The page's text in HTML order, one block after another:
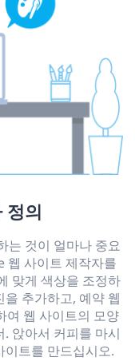
정의
는 것이 얼마나 중요
웹 사이트 제작자를
맞게 색상을 조정하
추가하고, 예약 웹
웹 사이트의 모양
앉아서 커피를 마시
이트를 만드십시오.